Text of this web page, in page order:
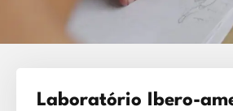
Laboratório Ibero-